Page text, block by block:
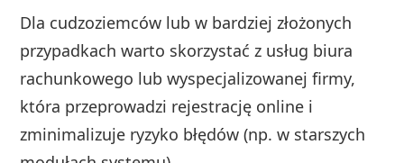
Dla cudzoziemców lub w bardziej złożonych
przypadkach warto skorzystać z usług biura
rachunkowego lub wyspecjalizowanej firmy,
która przeprowadzi rejestrację online i
zminimalizuje ryzyko błędów (np. w starszych